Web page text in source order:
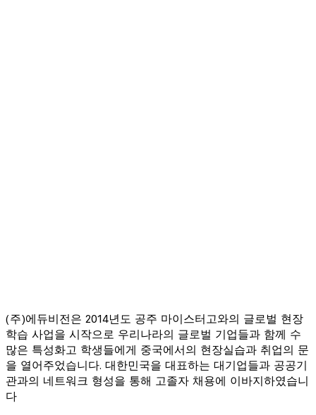
(주)에듀비전은 2014년도 공주 마이스터고와의 글로벌 현장
학습 사업을 시작으로 우리나라의 글로벌 기업들과 함께 수
많은 특성화고 학생들에게 중국에서의 현장실습과 취업의 문
을 열어주었습니다. 대한민국을 대표하는 대기업들과 공공기
관과의 네트워크 형성을 통해 고졸자 채용에 이바지하였습니
다